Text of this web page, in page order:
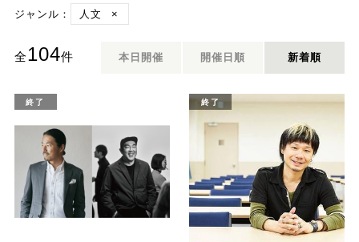
ジャンル：
人文 ×
全104件 本日開催 開催日順 新着順
終了 終了